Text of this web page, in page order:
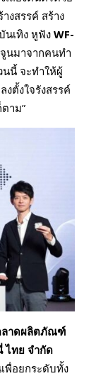
งสรรค์ สร้าง
นเทิง หูฟัง WF-
นมาจากคนทำ
นนี้ จะทำให้ผู้
ตั้งใจรังสรรค์
าม”
ลาดผลิตภัณฑ์
ไทย จำกัด
พื่อยกระดับทั้ง